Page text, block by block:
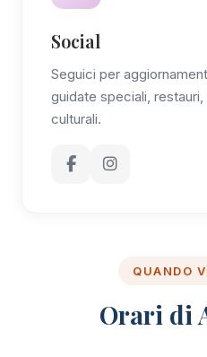
Social
Seguici per
guidate speciali,
culturali.
QUANDO
Orari di